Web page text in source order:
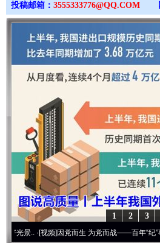
投稿邮箱： 3555333776@QQ.COM
3
2
1
·[视频]因党而生 为党而战——百年“纪”事⑧加强